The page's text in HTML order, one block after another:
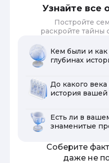
Узнайте все
Постройте
раскройте тайны
Кем были и
глубинах
До какого
история вашей
Есть ли в
знаменитые
Соберите
даже не